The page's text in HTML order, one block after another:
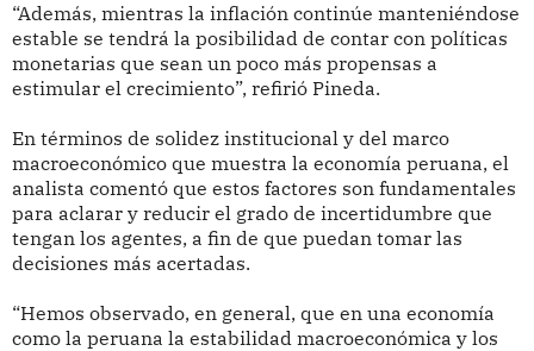
“Además, mientras la inflación continúe manteniéndose
estable se tendrá la posibilidad de contar con políticas
monetarias que sean un poco más propensas a
estimular el crecimiento”, refirió Pineda.
En términos de solidez institucional y del marco
macroeconómico que muestra la economía peruana, el
analista comentó que estos factores son fundamentales
para aclarar y reducir el grado de incertidumbre que
tengan los agentes, a fin de que puedan tomar las
decisiones más acertadas.
“Hemos observado, en general, que en una economía
como la peruana la estabilidad macroeconómica y los